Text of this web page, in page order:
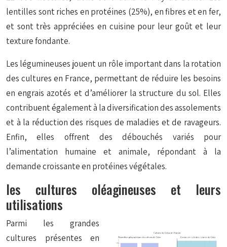
lentilles sont riches en protéines (25%), en fibres et en fer,
et sont très appréciées en cuisine pour leur goût et leur
texture fondante.
Les légumineuses jouent un rôle important dans la rotation
des cultures en France, permettant de réduire les besoins
en engrais azotés et d’améliorer la structure du sol. Elles
contribuent également à la diversification des assolements
et à la réduction des risques de maladies et de ravageurs.
Enfin, elles offrent des débouchés variés pour
l’alimentation humaine et animale, répondant à la
demande croissante en protéines végétales.
les cultures oléagineuses et leurs
utilisations
Parmi les grandes
cultures présentes en